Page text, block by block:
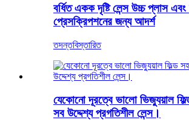
বর্ধিত একক দৃষ্টি লেন্স উচ্চ প্লাস
প্রেসক্রিপশনের জন্য আদর্শ
তদন্তবিস্তারিত
যেকোনো দূরত্বে ভালো ভিজ্যুয়াল ফিল্ড
সব উদ্দেশ্য প্রগতিশীল লেন্স।